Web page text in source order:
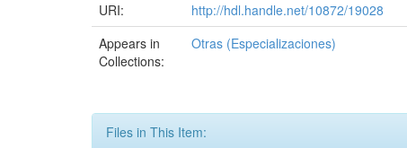
URI:
http://hdl.handle.net/10872/19028
Appears in
Collections:
Otras (Especializaciones)
Files in This Item: